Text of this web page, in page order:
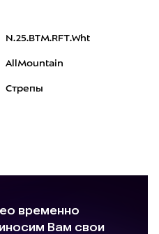
N.25.BTM.RFT.Wht
AllMountain
Стрепы